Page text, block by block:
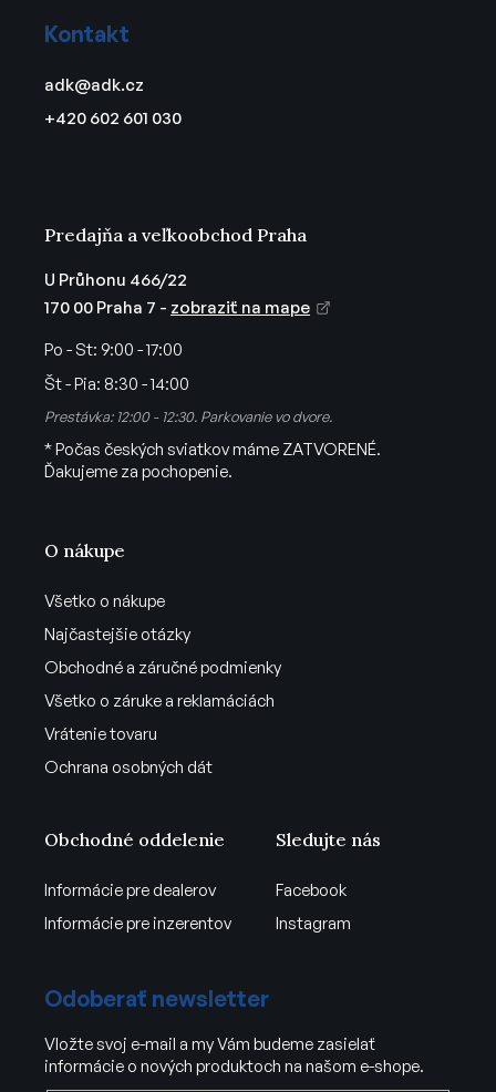
Kontakt
adk@adk.cz
+420 602 601 030
O nákupe
Všetko o nákupe
Najčastejšie otázky
Obchodné a záručné podmienky
Všetko o záruke a reklamáciách
Vrátenie tovaru
Ochrana osobných dát
Predajňa a veľkoobchod Praha
U Průhonu 466/22
170 00 Praha 7 - zobraziť na mape
Po - St: 9:00 - 17:00
Št - Pia: 8:30 - 14:00
Prestávka: 12:00 - 12:30. Parkovanie vo dvore.
* Počas českých sviatkov máme ZATVORENÉ.
Ďakujeme za pochopenie.
Obchodné oddelenie
Informácie pre dealerov
Informácie pre inzerentov
Sledujte nás
Facebook
Instagram
Odoberať newsletter
Vložte svoj e-mail a my Vám budeme zasielať
informácie o nových produktoch na našom e-shope.